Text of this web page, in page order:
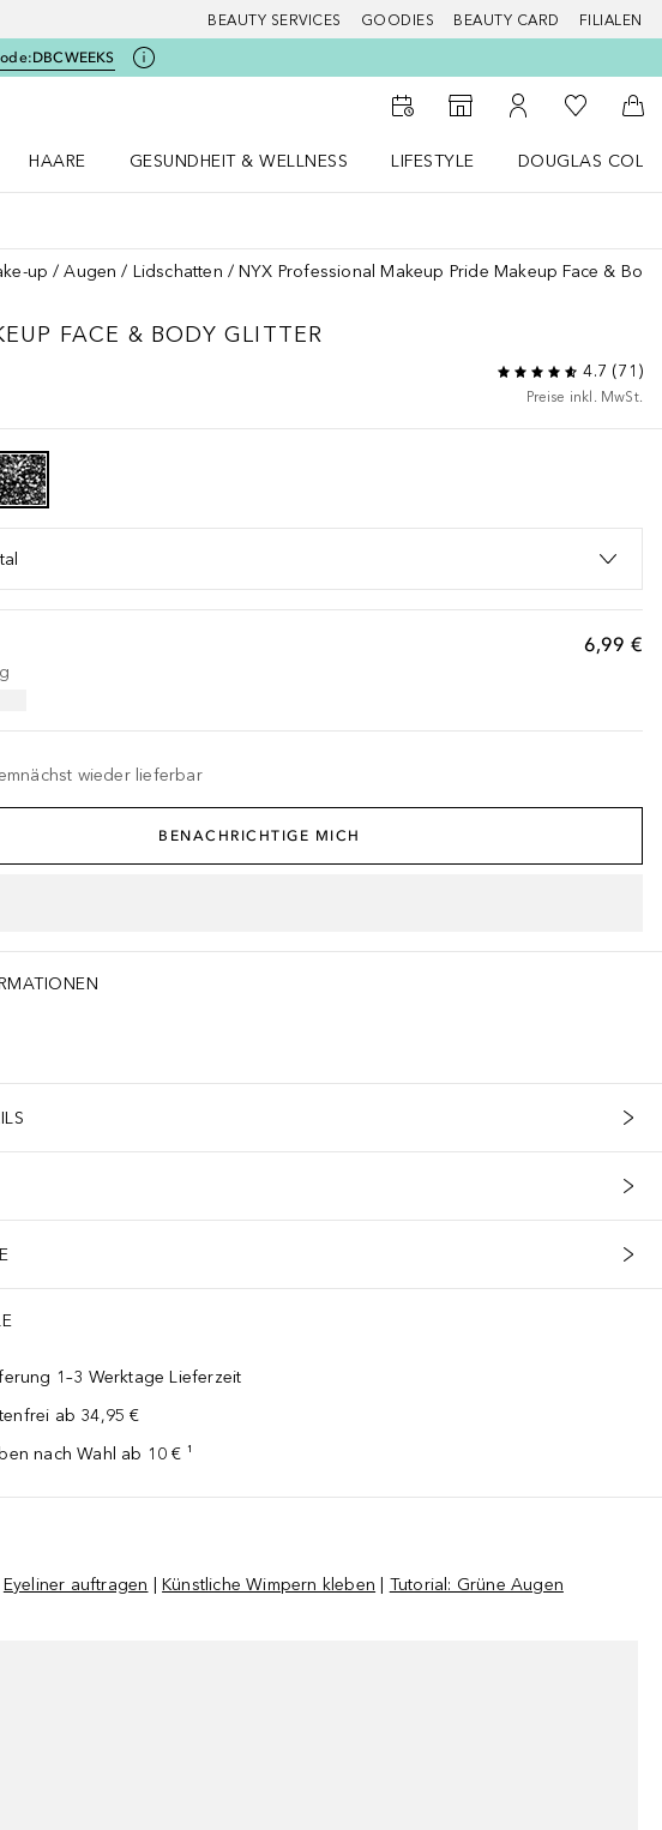
BEAUTY SERVICES GOODIES BEAUTY CARD FILIALEN
DBCWEEKS
Startseite
Zum Storefinder
Zu Meinem
Zu Meiner
HAARE
GESUNDHEIT & WELLNESS
LIFESTYLE
DOUGLAS
up Augen Lidschatten NYX Professional Makeup Pride Makeup Face &
FACE & BODY GLITTER
4.7 (71 )
Preise inkl. MwSt.
6,99 €
wieder lieferbar
BENACHRICHTIGE MICH
1–3 Werktage Lieferzeit
ab 34,95 €
nach Wahl ab 10 € ¹
Eyeliner auftragen |Künstliche Wimpern kleben
Tutorial: Grüne Augen